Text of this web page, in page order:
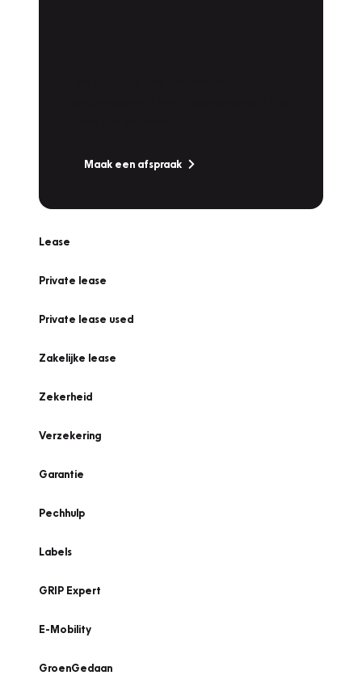
Maak een afspraak
Lease
Private lease
Private lease used
Zakelijke lease
Zekerheid
Verzekering
Garantie
Pechhulp
Labels
GRIP Expert
E-Mobility
GroenGedaan